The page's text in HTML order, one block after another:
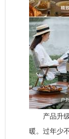
产品升级
暖。过年少